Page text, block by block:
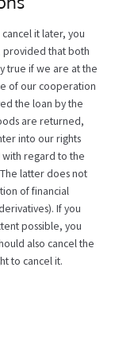
it later, you
provided that both
true if we are at the
of our cooperation
the loan by the
are returned,
into our rights
with regard to the
latter does not
of financial
If you
possible, you
also cancel the
to cancel it.